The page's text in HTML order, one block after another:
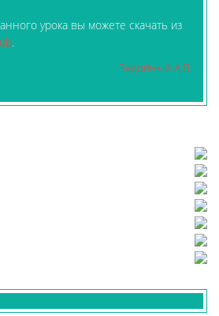
урока вы можете скачать из
.
Задойный А.В.